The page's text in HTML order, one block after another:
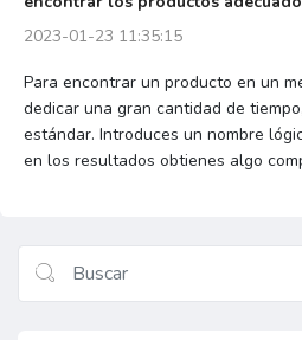
2023-01-23 11:35:15
Para encontrar un producto en un
dedicar una gran cantidad de
estándar. Introduces un nombre
en los resultados obtienes algo